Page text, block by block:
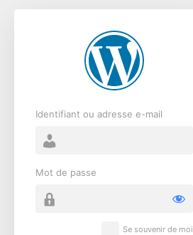
Identifiant ou adresse e-mail
Mot de passe
Se souvenir de moi